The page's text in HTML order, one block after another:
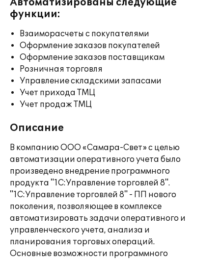
Автоматизированы следующие
функции:
Взаиморасчеты с покупателями
Оформление заказов покупателей
Оформление заказов поставщикам
Розничная торговля
Управление складскими запасами
Учет прихода ТМЦ
Учет продаж ТМЦ
Описание
В компанию ООО «Самара-Свет» с целью
автоматизации оперативного учета было
произведено внедрение программного
продукта "1С:Управление торговлей 8".
"1С:Управление торговлей 8" - ПП нового
поколения, позволяющее в комплексе
автоматизировать задачи оперативного и
управленческого учета, анализа и
планирования торговых операций.
Основные возможности программного